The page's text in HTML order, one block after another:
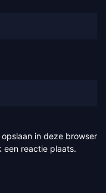
in deze browser
een reactie plaats.